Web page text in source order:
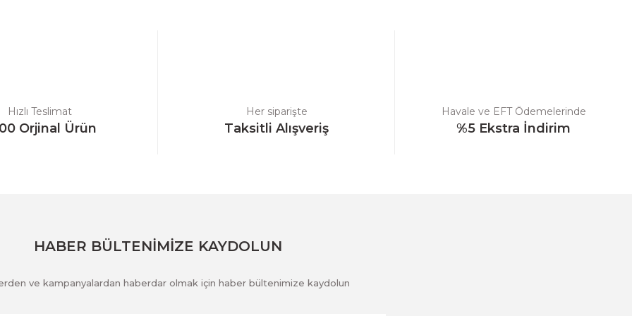
Hızlı Teslimat
Orjinal Ürün
Her siparişte
Taksitli Alışveriş
Havale ve EFT Ödemelerinde
%5 Ekstra İndirim
HABER BÜLTENİMİZE KAYDOLUN
ve kampanyalardan haberdar olmak için haber bültenimize kaydolun